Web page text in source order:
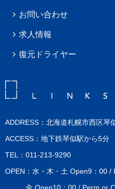
お問い合わせ
求人情報
復元ドライヤー
ADDRESS：北海道札幌市西区琴
ACCESS：地下鉄琴似駅から5分
TEL：011-213-9290
OPEN：水・木・土 Open9：00